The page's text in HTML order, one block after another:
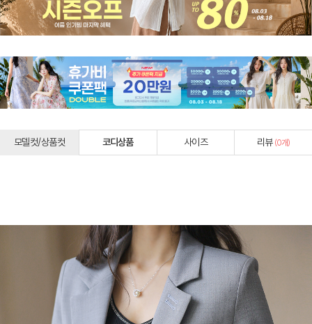
모델컷/상품컷 코디상품 사이즈 리뷰 (0개)